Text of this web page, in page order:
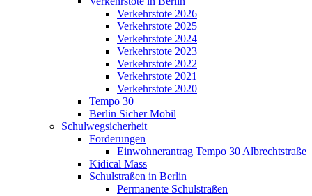
Verkehrstote 2026
Verkehrstote 2025
Verkehrstote 2024
Verkehrstote 2023
Verkehrstote 2022
Verkehrstote 2021
Verkehrstote 2020
Tempo 30
Berlin Sicher Mobil
Schulwegsicherheit
Forderungen
Einwohnerantrag Tempo 30 Albrechtstraße
Kidical Mass
Schulstraßen in Berlin
Permanente Schulstraßen